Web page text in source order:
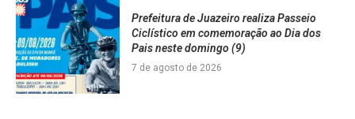
Prefeitura de Juazeiro realiza Passeio
Ciclístico em comemoração ao Dia dos
Pais neste domingo (9)
7 de agosto de 2026